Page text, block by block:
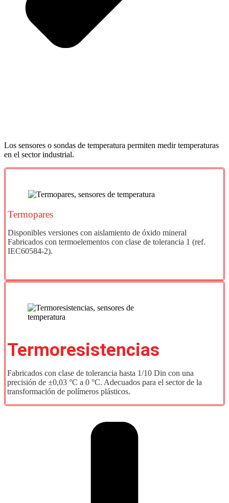
Los sensores o sondas de temperatura permiten medir temperaturas
en el sector industrial.
Termopares
Disponibles versiones con aislamiento de óxido mineral
Fabricados con termoelementos con clase de tolerancia 1 (ref.
IEC60584-2).
Termoresistencias
Fabricados con clase de tolerancia hasta 1/10 Din con una
precisión de ±0,03 °C a 0 °C. Adecuados para el sector de la
transformación de polímeros plásticos.